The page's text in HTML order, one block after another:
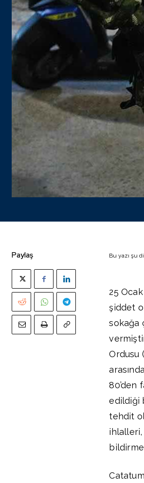
Paylaş Bu yazı şu
25
şiddet
sokağa
Ordusu
80’den
edildiği
tehdit
ihlalleri,